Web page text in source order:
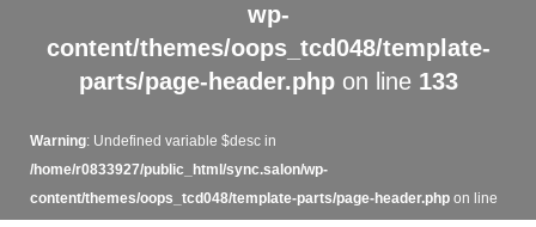
wp-
content/themes/oops_tcd048/template-
parts/page-header.phpon line 133
Warning: Undefined variable $desc in
/home/r0833927/public_html/sync.salon/wp-
content/themes/oops_tcd048/template-parts/page-header.phpon line